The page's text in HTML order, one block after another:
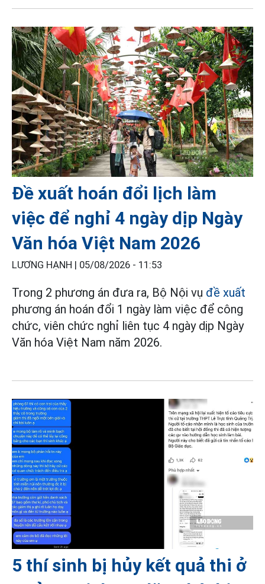
Đề xuất hoán đổi lịch làm
việc để nghỉ 4 ngày dịp Ngày
Văn hóa Việt Nam 2026
LƯƠNG HẠNH | 05/08/2026 - 11:53
Trong 2 phương án đưa ra, Bộ Nội vụ đề xuất
phương án hoán đổi 1 ngày làm việc để công
chức, viên chức nghỉ liên tục 4 ngày dịp Ngày
Văn hóa Việt Nam năm 2026.
5 thí sinh bị hủy kết quả thi ở